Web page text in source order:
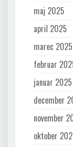
maj 2025
april 2025
marec 2025
februar
januar 2025
december
november
oktober